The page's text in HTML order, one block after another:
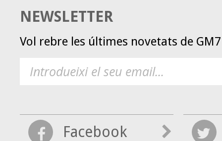
NEWSLETTER
Vol rebre les últimes novetats de
Facebook